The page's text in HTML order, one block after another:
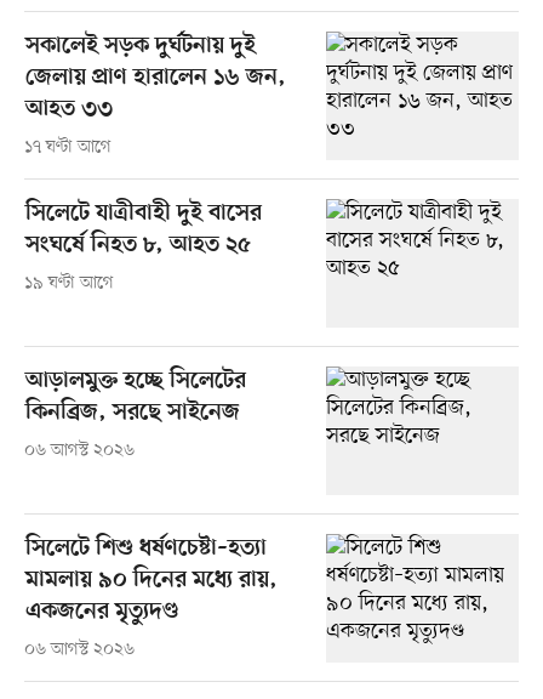
সকালেই সড়ক দুর্ঘটনায় দুই
জেলায় প্রাণ হারালেন ১৬ জন,
আহত ৩৩
১৭ ঘণ্টা আগে
সিলেটে যাত্রীবাহী দুই বাসের
সংঘর্ষে নিহত ৮, আহত ২৫
১৯ ঘণ্টা আগে
আড়ালমুক্ত হচ্ছে সিলেটের
কিনব্রিজ, সরছে সাইনেজ
০৬ আগস্ট ২০২৬
সিলেটে শিশু ধর্ষণচেষ্টা–হত্যা
মামলায় ৯০ দিনের মধ্যে রায়,
একজনের মৃত্যুদণ্ড
০৬ আগস্ট ২০২৬